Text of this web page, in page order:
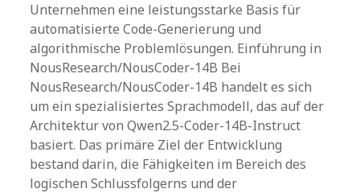
Unternehmen eine leistungsstarke Basis für
automatisierte Code-Generierung und
algorithmische Problemlösungen. Einführung in
NousResearch/NousCoder-14B Bei
NousResearch/NousCoder-14B handelt es sich
um ein spezialisiertes Sprachmodell, das auf der
Architektur von Qwen2.5-Coder-14B-Instruct
basiert. Das primäre Ziel der Entwicklung
bestand darin, die Fähigkeiten im Bereich des
logischen Schlussfolgerns und der